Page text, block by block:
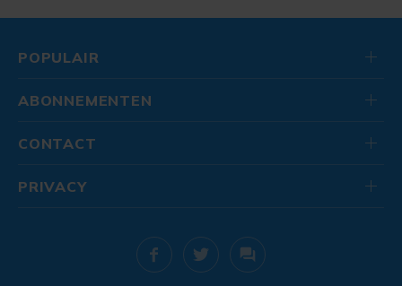
POPULAIR
ABONNEMENTEN
CONTACT
PRIVACY